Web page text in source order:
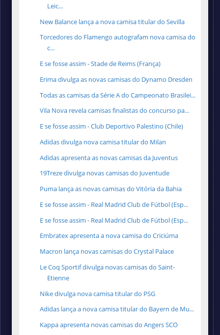
Leic...
New Balance lança a nova camisa titular do Sevilla
Torcedores do Flamengo autografam nova camisa do
c...
E se fosse assim - Stade de Reims (França)
Erima divulga as novas camisas do Dynamo Dresden
Todas as camisas da Série A do Campeonato Brasilei...
Vila Nova revela camisas finalistas do concurso pa...
E se fosse assim - Club Deportivo Palestino (Chile)
Adidas divulga nova camisa titular do Milan
Adidas apresenta as novas camisas da Juventus
19Treze divulga novas camisas do Juventude
Puma lança as novas camisas do Vitória da Bahia
E se fosse assim - Real Madrid Club de Fútbol (Esp...
E se fosse assim - Real Madrid Club de Fútbol (Esp...
Embratex apresenta a nova camisa do Criciúma
Macron lança novas camisas do Crystal Palace
Le Coq Sportif divulga novas camisas do Saint-
Etienne
Nike divulga nova camisa titular do PSG
Adidas lança a nova camisa titular do Bayern de Mu...
Kappa apresenta novas camisas do Angers SCO